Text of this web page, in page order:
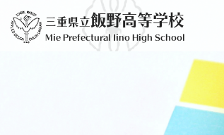
contenido
三重県立飯野高等学校
Mie Prefectural Iino High School